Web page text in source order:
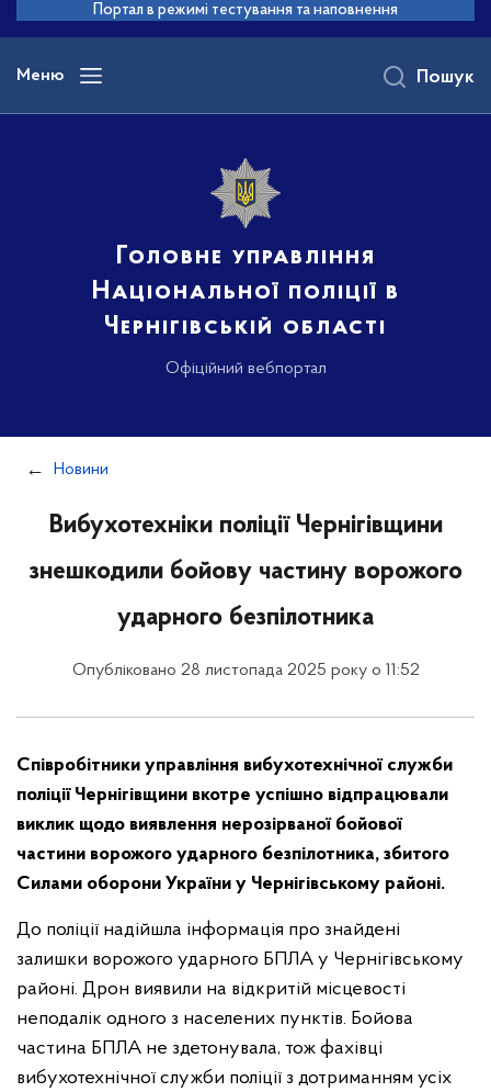
основного
вмісту
Портал в режимі тестування та наповнення
Меню
Головне управління
Національної поліції в
Чернігівській області
Офіційний вебпортал
Пошук
Новини
Вибухотехніки поліції Чернігівщини
знешкодили бойову частину ворожого
ударного безпілотника
Опубліковано 28 листопада 2025 року о 11:52
Співробітники управління вибухотехнічної служби
поліції Чернігівщини вкотре успішно відпрацювали
виклик щодо виявлення нерозірваної бойової
частини ворожого ударного безпілотника, збитого
Силами оборони України у Чернігівському районі.
До поліції надійшла інформація про знайдені
залишки ворожого ударного БПЛА у Чернігівському
районі. Дрон виявили на відкритій місцевості
неподалік одного з населених пунктів. Бойова
частина БПЛА не здетонувала, тож фахівці
вибухотехнічної служби поліції з дотриманням усіх